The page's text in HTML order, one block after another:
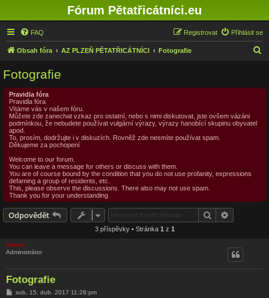
Fórum Pětatřicátníci.eu
FAQ Přihlásit se
Registrovat
Obsah fóra AZ PLZEŇ PĚTATŘICÁTNÍCI Fotografie
d
Fotografie
Pravidla fóra
Pravidla fóra
Vítáme vás v našem fóru.
Můžete zde zanechat vzkaz pro ostatní, nebo s nimi diskutovat, jste ovšem vázáni
podmínkou, že nebudete používat vulgární výrazy, výrazy hanobící skupinu obyvatel
apod.
To, prosím, dodržujte i v diskuzích. Rovněž zde nesmíte používat spam.
Děkujeme za pochopení
Welcome to our forum.
You can leave a message for others or discuss with them.
You are of course bound by the condition that you do not use profanity, expressions
defaming a group of residents, etc.
This, please observe the discussions. There also may not use spam.
Thank you for your understanding
Odpovědět Hledat
3 příspěvky • Stránka 1 z 1
Admin
Administrátor
Fotografie
Psob, 15. dub. 2017 11:28:pm